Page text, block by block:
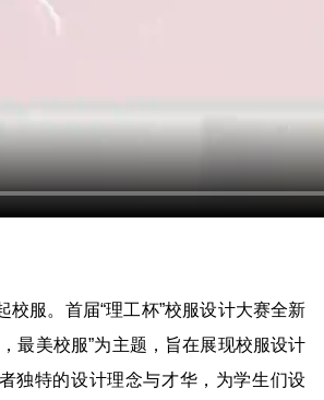
校服。首届“理工杯”校服设计大赛全新
最美校服”为主题，旨在展现校服设计
独特的设计理念与才华，为学生们设